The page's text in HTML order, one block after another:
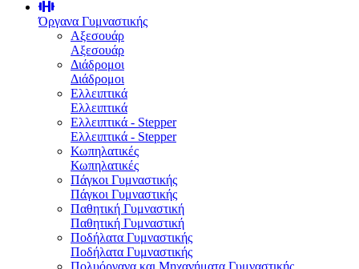
Όργανα Γυμναστικής
Αξεσουάρ
Αξεσουάρ
Διάδρομοι
Διάδρομοι
Ελλειπτικά
Ελλειπτικά
Ελλειπτικά - Stepper
Ελλειπτικά - Stepper
Κωπηλατικές
Κωπηλατικές
Πάγκοι Γυμναστικής
Πάγκοι Γυμναστικής
Παθητική Γυμναστική
Παθητική Γυμναστική
Ποδήλατα Γυμναστικής
Ποδήλατα Γυμναστικής
Πολυόργανα και Μηχανήματα Γυμναστικής